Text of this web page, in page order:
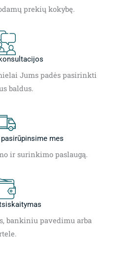
prekių kokybę.
Jums padės pasirinkti
baldus.
mes
ir surinkimo paslaugą.
bankiniu pavedimu arba